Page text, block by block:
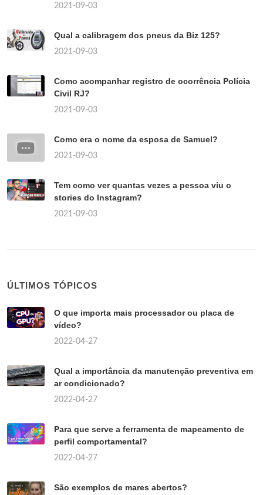
2021-09-03
Qual a calibragem dos pneus da Biz 125?
2021-09-03
Como acompanhar registro de ocorrência Polícia
Civil RJ?
2021-09-03
Como era o nome da esposa de Samuel?
2021-09-03
Tem como ver quantas vezes a pessoa viu o
stories do Instagram?
2021-09-03
ÚLTIMOS TÓPICOS
O que importa mais processador ou placa de
vídeo?
2022-04-27
Qual a importância da manutenção preventiva em
ar condicionado?
2022-04-27
Para que serve a ferramenta de mapeamento de
perfil comportamental?
2022-04-27
São exemplos de mares abertos?